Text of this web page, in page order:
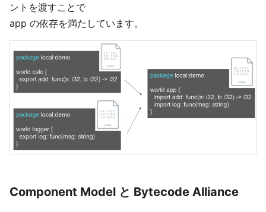
ントを渡すことで
app の依存を満たしています。
Component Model と Bytecode Alliance